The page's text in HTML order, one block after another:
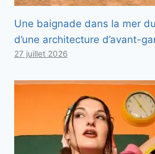
Une baignade dans la mer
d’une architecture d’avant-
27 juillet 2026